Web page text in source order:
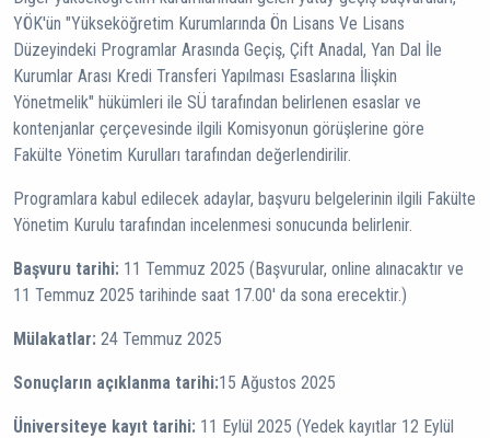
YÖK'ün "Yükseköğretim Kurumlarında Ön Lisans Ve Lisans
Düzeyindeki Programlar Arasında Geçiş, Çift Anadal, Yan Dal İle
Kurumlar Arası Kredi Transferi Yapılması Esaslarına İlişkin
Yönetmelik" hükümleri ile SÜ tarafından belirlenen esaslar ve
kontenjanlar çerçevesinde ilgili Komisyonun görüşlerine göre
Fakülte Yönetim Kurulları tarafından değerlendirilir.
Programlara kabul edilecek adaylar, başvuru belgelerinin ilgili Fakülte
Yönetim Kurulu tarafından incelenmesi sonucunda belirlenir.
Başvuru tarihi: 11 Temmuz 2025 (Başvurular, online alınacaktır ve
11 Temmuz 2025 tarihinde saat 17.00' da sona erecektir.)
Mülakatlar: 24 Temmuz 2025
Sonuçların açıklanma tarihi:15 Ağustos 2025
Üniversiteye kayıt tarihi: 11 Eylül 2025 (Yedek kayıtlar 12 Eylül